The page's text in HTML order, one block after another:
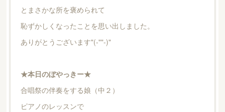
とまさかな所を褒められて
恥ずかしくなったことを思い出しました。
ありがとうございます"(-""-)"
★本日のぼやっきー★
合唱祭の伴奏をする娘（中２）
ピアノのレッスンで